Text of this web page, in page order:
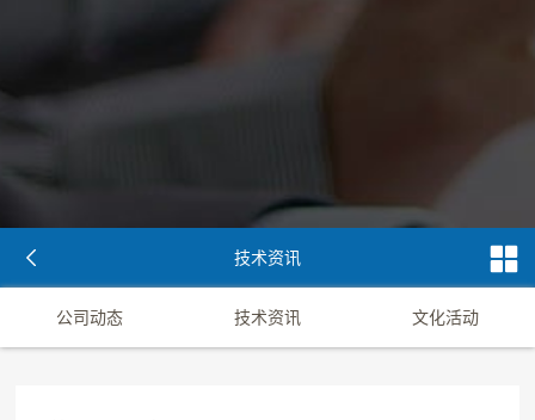
技术资讯
公司动态 技术资讯 文化活动